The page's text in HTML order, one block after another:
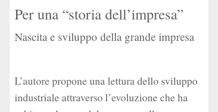
Per una “storia dell’impresa”
Nascita e sviluppo della grande impresa
L’autore propone una lettura dello sviluppo
industriale attraverso l’evoluzione che ha